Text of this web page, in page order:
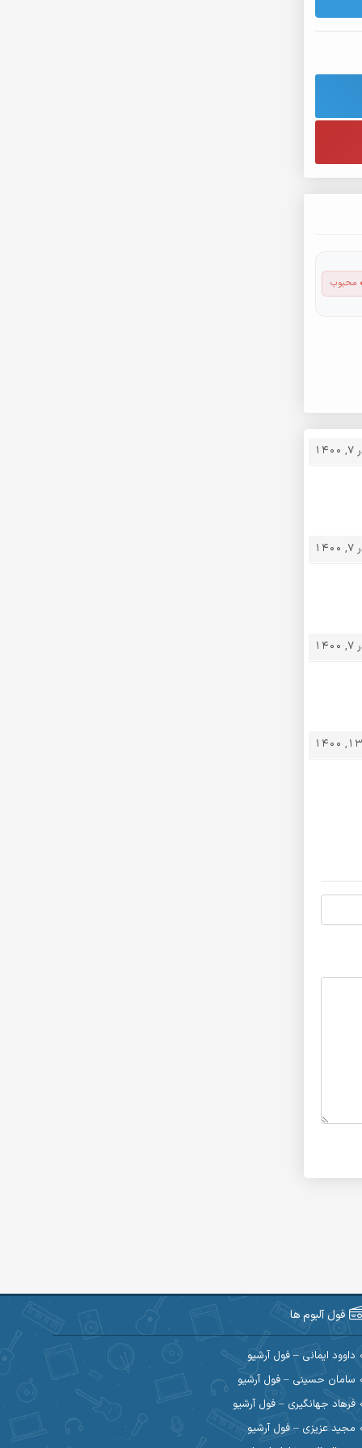
محبوب
فول آلبوم ها
داوود ایمانی – فول آرشیو
سامان حسینی – فول آرشیو
فرهاد جهانگیری – فول آرشیو
مجید عزیزی – فول آرشیو